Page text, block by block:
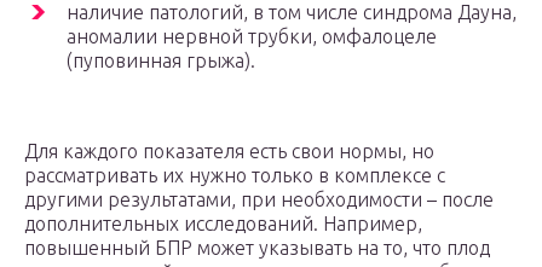
наличие патологий, в том числе синдрома Дауна,
аномалии нервной трубки, омфалоцеле
(пуповинная грыжа).
Для каждого показателя есть свои нормы, но
рассматривать их нужно только в комплексе с
другими результатами, при необходимости – после
дополнительных исследований. Например,
повышенный БПР может указывать на то, что плод